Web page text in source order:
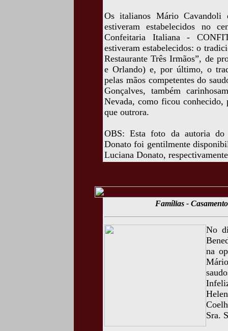
Os italianos Mário Cavandoli
estiveram estabelecidos no
Confeitaria Italiana -
estiveram estabelecidos: o
Restaurante Três Irmãos”, de
e Orlando) e, por último, o
pelas mãos competentes do
Gonçalves, também
Nevada, como ficou conhecido,
que outrora.
OBS: Esta foto da autoria do
Donato foi gentilmente
Luciana Donato,
Famílias -
No
na
Sra.